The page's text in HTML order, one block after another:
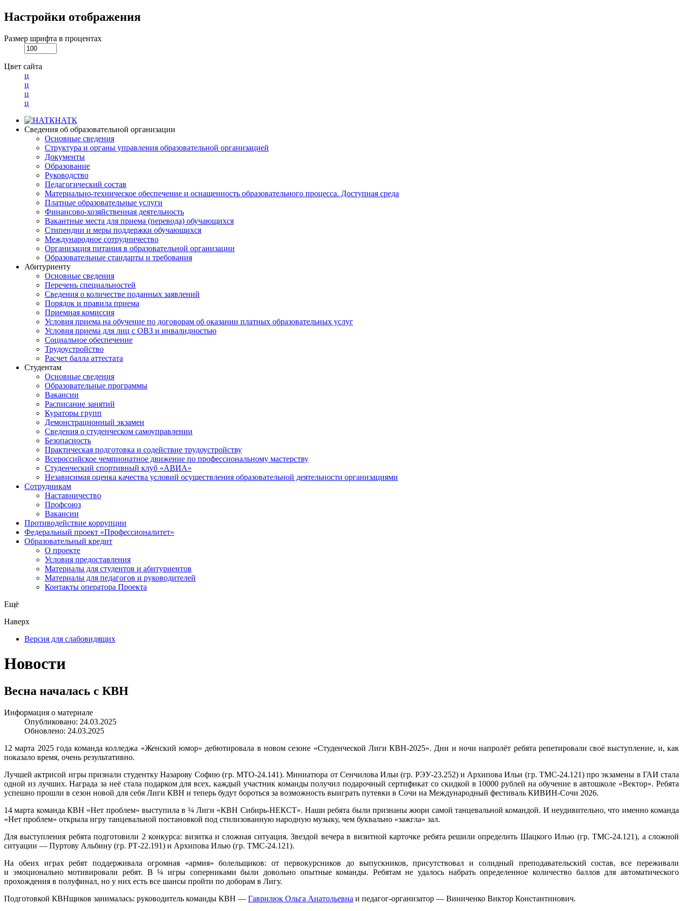
Настройки отображения
Размер шрифта в процентах
Цвет сайта
ц
ц
ц
ц
НАТК
Сведения об образовательной организации
Основные сведения
Структура и органы управления образовательной организацией
Документы
Образование
Руководство
Педагогический состав
Материально-техническое обеспечение и оснащенность образовательного процесса. Доступная среда
Платные образовательные услуги
Финансово-хозяйственная деятельность
Вакантные места для приема (перевода) обучающихся
Стипендии и меры поддержки обучающихся
Международное сотрудничество
Организация питания в образовательной организации
Образовательные стандарты и требования
Абитуриенту
Основные сведения
Перечень специальностей
Cведения о количестве поданных заявлений
Порядок и правила приема
Приемная комиссия
Условия приема на обучение по договорам об оказании платных образовательных услуг
Условия приема для лиц с ОВЗ и инвалидностью
Социальное обеспечение
Трудоустройство
Расчет балла аттестата
Студентам
Основные сведения
Образовательные программы
Вакансии
Расписание занятий
Кураторы групп
Демонстрационный экзамен
Сведения о студенческом самоуправлении
Безопасность
Практическая подготовка и содействие трудоустройству
Всероссийское чемпионатное движение по профессиональному мастерству
Студенческий спортивный клуб «АВИА»
Независимая оценка качества условий осуществления образовательной деятельности организациями
Сотрудникам
Наставничество
Профсоюз
Вакансии
Противодействие коррупции
Федеральный проект «Профессионалитет»
Образовательный кредит
О проекте
Условия предоставления
Материалы для студентов и абитуриентов
Материалы для педагогов и руководителей
Контакты оператора Проекта
Ещё
Наверх
Версия для слабовидящих
Новости
Весна началась с КВН
Информация о материале
Опубликовано: 24.03.2025
Обновлено: 24.03.2025
12 марта 2025 года команда колледжа «Женский юмор» дебютировала в новом сезоне «Студенческой Лиги КВН-2025». Дни и ночи напролёт ребята репетировали своё выступление, и, как
показало время, очень результативно.
Лучшей актрисой игры признали студентку Назарову Софию (гр. МТО-24.141). Миниатюра от Сенчилова Ильи (гр. РЭУ-23.252) и Архипова Ильи (гр. ТМС-24.121) про экзамены в ГАИ стала
одной из лучших. Награда за неё стала подарком для всех, каждый участник команды получил подарочный сертификат со скидкой в 10000 рублей на обучение в автошколе «Вектор». Ребята
успешно прошли в сезон новой для себя Лиги КВН и теперь будут бороться за возможность выиграть путевки в Сочи на Международный фестиваль КИВИН-Сочи 2026.
14 марта команда КВН «Нет проблем» выступила в ¼ Лиги «КВН Сибирь-НЕКСТ». Наши ребята были признаны жюри самой танцевальной командой. И неудивительно, что именно команда
«Нет проблем» открыла игру танцевальной постановкой под стилизованную народную музыку, чем буквально «зажгла» зал.
Для выступления ребята подготовили 2 конкурса: визитка и сложная ситуация. Звездой вечера в визитной карточке ребята решили определить Шацкого Илью (гр. ТМС-24.121), а сложной
ситуации — Пуртову Альбину (гр. РТ-22.191) и Архипова Илью (гр. ТМС-24.121).
На обеих играх ребят поддерживала огромная «армия» болельщиков: от первокурсников до выпускников, присутствовал и солидный преподавательский состав, все переживали
и эмоционально мотивировали ребят. В ¼ игры соперниками были довольно опытные команды. Ребятам не удалось набрать определенное количество баллов для автоматического
прохождения в полуфинал, но у них есть все шансы пройти по доборам в Лигу.
Подготовкой КВНщиков занималась: руководитель команды КВН — Гаврилюк Ольга Анатольевна и педагог-организатор — Виниченко Виктор Константинович.